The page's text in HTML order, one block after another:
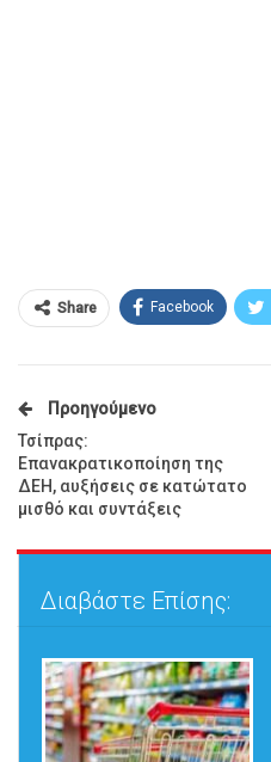
Share Facebook
Προηγούμενο
Τσίπρας:
Επανακρατικοποίηση της
ΔΕΗ, αυξήσεις σε κατώτατο
μισθό και συντάξεις
Διαβάστε Επίσης: